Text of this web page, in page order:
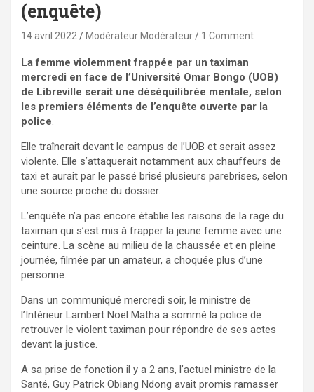
(enquête)
14 avril 2022 Modérateur Modérateur 1 Comment
La femme violemment frappée par un taximan
mercredi en face de l’Université Omar Bongo (UOB)
de Libreville serait une déséquilibrée mentale, selon
les premiers éléments de l’enquête ouverte par la
police.
Elle traînerait devant le campus de l’UOB et serait assez
violente. Elle s’attaquerait notamment aux chauffeurs de
taxi et aurait par le passé brisé plusieurs parebrises, selon
une source proche du dossier.
L’enquête n’a pas encore établie les raisons de la rage du
taximan qui s’est mis à frapper la jeune femme avec une
ceinture. La scène au milieu de la chaussée et en pleine
journée, filmée par un amateur, a choquée plus d’une
personne.
Dans un communiqué mercredi soir, le ministre de
l’Intérieur Lambert Noël Matha a sommé la police de
retrouver le violent taximan pour répondre de ses actes
devant la justice.
A sa prise de fonction il y a 2 ans, l’actuel ministre de la
Santé, Guy Patrick Obiang Ndong avait promis ramasser